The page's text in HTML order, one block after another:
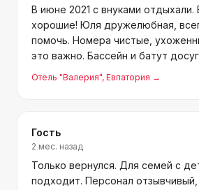
В июне 2021 с внуками отдыхали.
хорошие! Юля дружелюбная,
помочь. Номера чистые,
это важно. Бассейн и батут
Отель "Валерия", Евпатория →
Гость
2 мес. назад
Только вернулся. Для семей с
подходит. Персонал